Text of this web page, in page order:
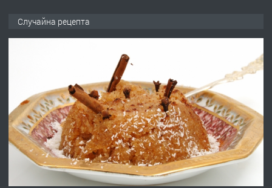
преди 1 година
ПРЕДЛАГА Работа за общи работници
преди 1 година
Първи поход "По стъпките на Ангел
Случайна рецепта